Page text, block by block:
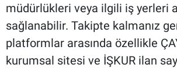
müdürlükleri veya ilgili iş yerleri
sağlanabilir. Takipte kalmanız
platformlar arasında özellikle
kurumsal sitesi ve İŞKUR ilan